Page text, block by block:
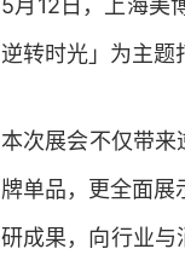
5月12日，上海美
逆转时光」为主题
本次展会不仅带来
牌单品，更全面
研成果，向行业与